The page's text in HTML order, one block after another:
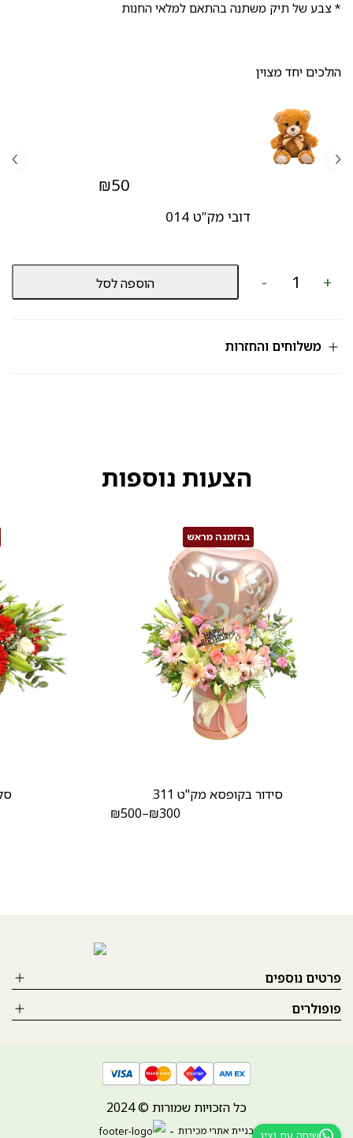
* צבע של תיק משתנה בהתאם למלאי החנות
הולכים יחד מצוין
דובי מק”ט 014
₪50
-
כמות
סידור
753
+ הוספה לסל
משלוחים והחזרות
הצעות נוספות
בהזמנה מראש
סידור בקופסא מק"ט 311
₪300
–
₪500
פרטים נוספים
פופולרים
בניית אתרי מכירות
כל הזכויות שמורות © 2024